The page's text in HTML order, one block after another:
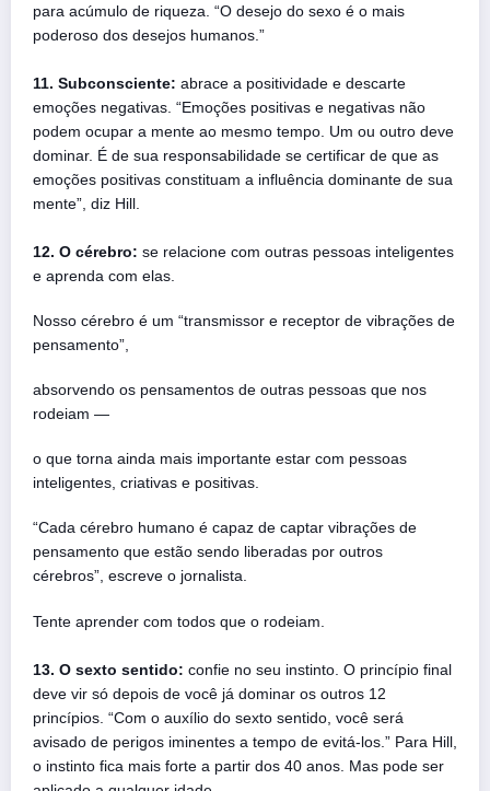
para acúmulo de riqueza. “O desejo do sexo é o mais
poderoso dos desejos humanos.”
11. Subconsciente: abrace a positividade e descarte
emoções negativas. “Emoções positivas e negativas não
podem ocupar a mente ao mesmo tempo. Um ou outro deve
dominar. É de sua responsabilidade se certificar de que as
emoções positivas constituam a influência dominante de sua
mente”, diz Hill.
12. O cérebro: se relacione com outras pessoas inteligentes
e aprenda com elas.
Nosso cérebro é um “transmissor e receptor de vibrações de
pensamento”,
absorvendo os pensamentos de outras pessoas que nos
rodeiam —
o que torna ainda mais importante estar com pessoas
inteligentes, criativas e positivas.
“Cada cérebro humano é capaz de captar vibrações de
pensamento que estão sendo liberadas por outros
cérebros”, escreve o jornalista.
Tente aprender com todos que o rodeiam.
13. O sexto sentido: confie no seu instinto. O princípio final
deve vir só depois de você já dominar os outros 12
princípios. “Com o auxílio do sexto sentido, você será
avisado de perigos iminentes a tempo de evitá-los.” Para Hill,
o instinto fica mais forte a partir dos 40 anos. Mas pode ser